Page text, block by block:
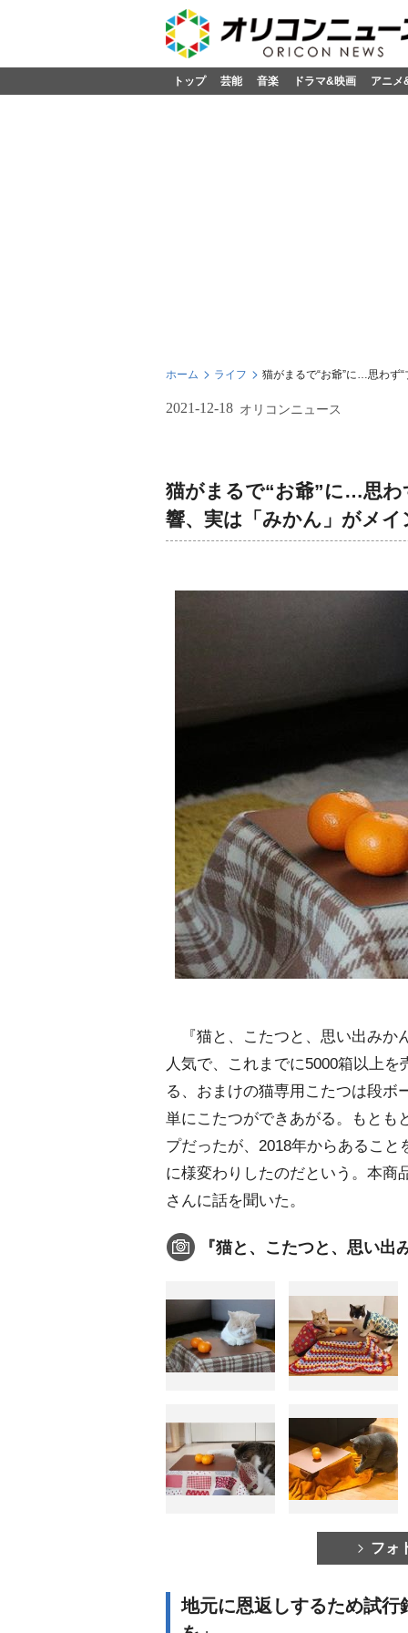
トップ 芸能 音楽 ドラマ&映画 アニメ
ホーム ライフ 猫がまるで“お爺”に…思わず
2021-12-18 オリコンニュース
猫がまるで“お爺”に…思わ
響、実は「みかん」がメ
『猫と、こたつと、思い出みか
人気で、これまでに5000箱以上
る、おまけの猫専用こたつは段ボ
単にこたつができあがる。もとも
プだったが、2018年からあるこ
に様変わりしたのだという。本商
さんに話を聞いた。
『猫と、こたつと、思い
フォ
地元に恩返しするため試